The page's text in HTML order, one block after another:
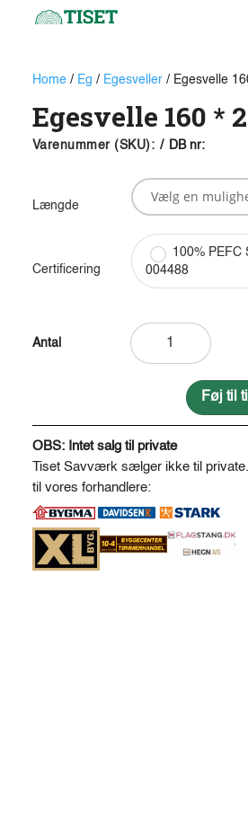
Home/ Eg / Egesveller/ Egesvelle
Egesvelle 160 *
Varenummer (SKU): / DB nr:
Længde
Certificering
100% PEFC
004488
Føj til
A
l
t
e
r
n
t
OBS: Intet salg til private
Tiset Savværk sælger ikke til
til vores forhandlere: